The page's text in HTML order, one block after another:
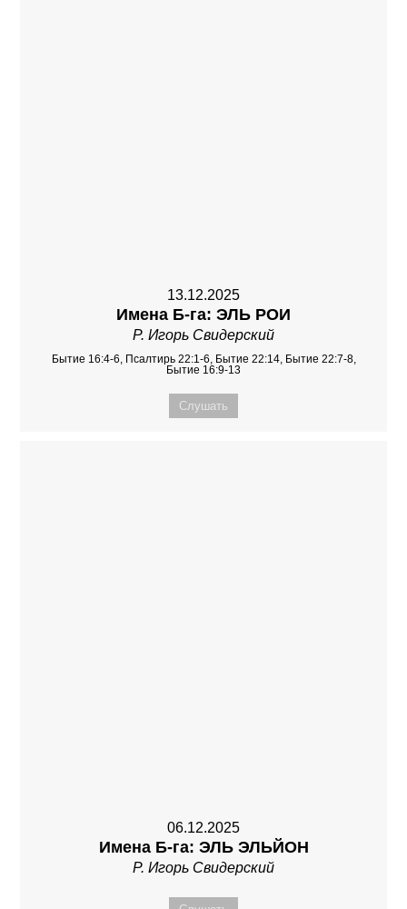
13.12.2025
Имена Б-га: ЭЛЬ РОИ
Р. Игорь Свидерский
Бытие 16:4-6, Псалтирь 22:1-6, Бытие 22:14, Бытие 22:7-8,
Бытие 16:9-13
Слушать
06.12.2025
Имена Б-га: ЭЛЬ ЭЛЬЙОН
Р. Игорь Свидерский